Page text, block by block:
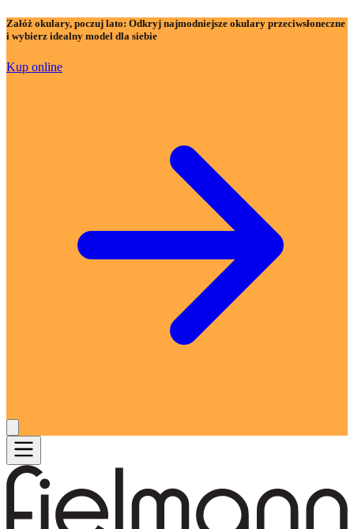
Załóż okulary, poczuj lato: Odkryj najmodniejsze okulary przeciwsłoneczne
i wybierz idealny model dla siebie
Kup online